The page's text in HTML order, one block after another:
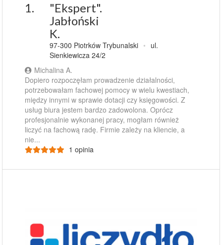
1.
"Ekspert".
Jabłoński
K.
97-300 Piotrków Trybunalski • ul.
Sienkiewicza 24/2
Michalina A.
Dopiero rozpoczęłam prowadzenie działalności,
potrzebowałam fachowej pomocy w wielu kwestiach,
między innymi w sprawie dotacji czy księgowości. Z
usług biura jestem bardzo zadowolona. Oprócz
profesjonalnie wykonanej pracy, mogłam również
liczyć na fachową radę. Firmie zależy na kliencie, a
nie...
1 opinia